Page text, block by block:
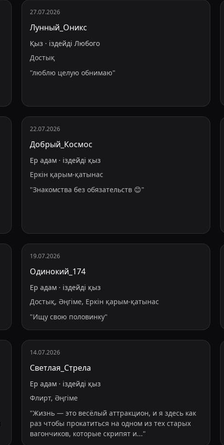
27.07.2026
Лунный_Оникс
Қыз· іздейді Любого
Достық
"люблю целую обнимаю"
22.07.2026
Добрый_Космос
Ер адам· іздейді қыз
Еркін қарым-қатынас
"Знакомства без обязательств 😊"
19.07.2026
Одинокий_174
Ер адам· іздейді қыз
Достық, Әңгіме, Еркін қарым-қатынас
"Ищу свою половинку"
14.07.2026
Светлая_Стрела
Ер адам· іздейді қыз
Флирт, Әңгіме
"Жизнь — это весёлый аттракцион, и я здесь как
раз чтобы прокатиться на одном из тех старых
вагончиков, которые скрипят и..."